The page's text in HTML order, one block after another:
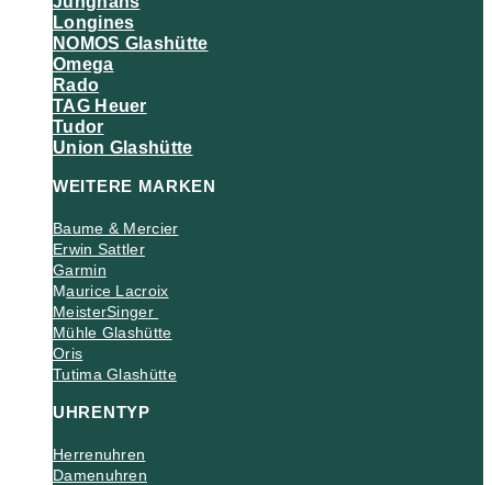
Longines
NOMOS Glashütte
Omega
Rado
TAG Heuer
Tudor
Union Glashütte
WEITERE MARKEN
Baume & Mercier
Erwin Sattler
Garmin
Maurice Lacroix
MeisterSinger
Mühle Glashütte
Oris
Tutima Glashütte
UHRENTYP
Herrenuhren
Damenuhren